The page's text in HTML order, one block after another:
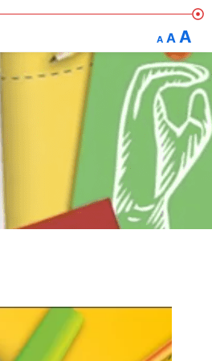
A A A